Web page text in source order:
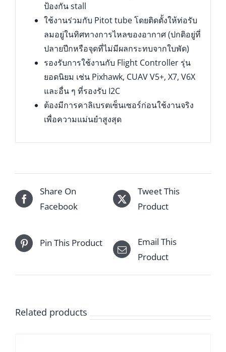
ป้องกัน stall
ใช้งานร่วมกับ Pitot tube โดยติดตั้งให้ท่อรับ
ลมอยู่ในทิศทางการไหลของอากาศ (ปกติอยู่ที่
ปลายปีกหรือจุดที่ไม่มีผลกระทบจากใบพัด)
รองรับการใช้งานกับ Flight Controller รุ่น
ยอดนิยม เช่น Pixhawk, CUAV V5+, X7, V6X
และอื่น ๆ ที่รองรับ I2C
ต้องมีการคาลิเบรตเซ็นเซอร์ก่อนใช้งานจริง
เพื่อความแม่นยำสูงสุด
Share On
Facebook
Tweet This
Product
Pin This Product
Email This
Product
Related products